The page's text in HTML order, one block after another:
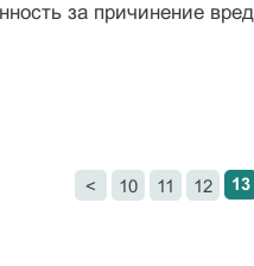
за причинение
< 10 11 12 13